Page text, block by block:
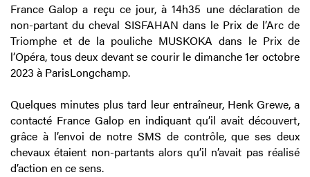
France Galop a reçu ce jour, à 14h35 une déclaration de
non-partant du cheval SISFAHAN dans le Prix de l’Arc de
Triomphe et de la pouliche MUSKOKA dans le Prix de
l’Opéra, tous deux devant se courir le dimanche 1er octobre
2023 à ParisLongchamp.
Quelques minutes plus tard leur entraîneur, Henk Grewe, a
contacté France Galop en indiquant qu’il avait découvert,
grâce à l’envoi de notre SMS de contrôle, que ses deux
chevaux étaient non-partants alors qu’il n’avait pas réalisé
d’action en ce sens.